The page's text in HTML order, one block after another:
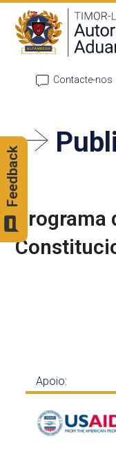
Contacte-nos
Programa
Apoio:
Feedback